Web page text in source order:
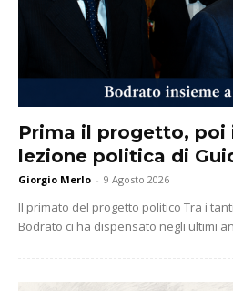
Prima il progetto, poi
lezione politica di
Giorgio Merlo - 9 Agosto 2026
Il primato del progetto politico Tra i
Bodrato ci ha dispensato negli ultimi